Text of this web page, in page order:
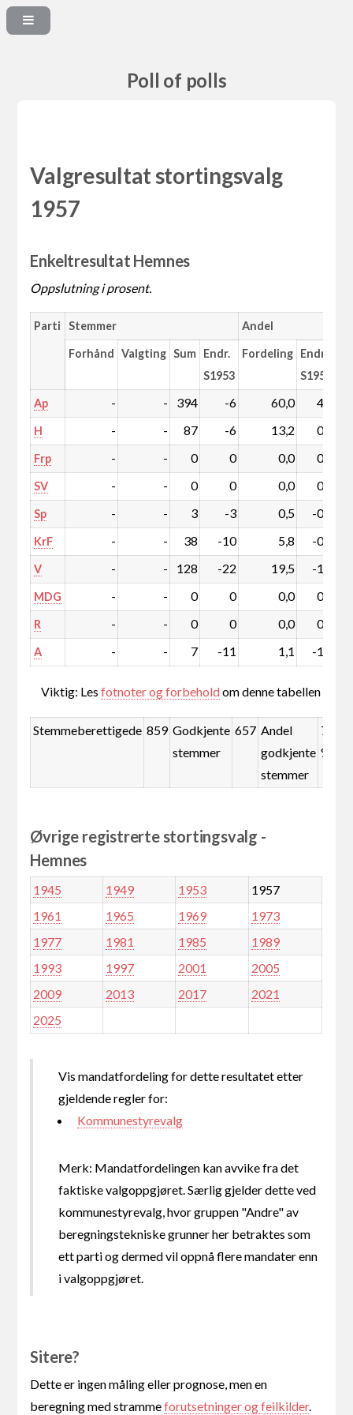
Poll of polls
Valgresultat stortingsvalg
1957
Enkeltresultat Hemnes
Oppslutning i prosent.
Parti Stemmer Andel
Forhånd Valgting Sum Endr.
S1953
Fordeling Endr.
S1953
Ap - - 394 -6 60,0 4,0
H - - 87 -6 13,2 0,2
Frp - - 0 0 0,0 0,0
SV - - 0 0 0,0 0,0
Sp - - 3 -3 0,5 -0,4
KrF - - 38 -10 5,8 -0,9
V - - 128 -22 19,5 -1,5
MDG - - 0 0 0,0 0,0
R - - 0 0 0,0 0,0
A - - 7 -11 1,1 -1,5
Viktig: Lesfotnoter og forbeholdom denne tabellen
Stemmeberettigede 859 Godkjente
stemmer
657 Andel
godkjente
stemmer
76,5
%
Øvrige registrerte stortingsvalg -
Hemnes
1945 1949 1953
1957
1961
1965 1969
1973
1977
1981 1985
1989
1993
1997 2001
2005
2009
2013 2017
2021
2025
Vis mandatfordeling for dette resultatet etter
gjeldende regler for:
Kommunestyrevalg
Merk: Mandatfordelingen kan avvike fra det
faktiske valgoppgjøret. Særlig gjelder dette ved
kommunestyrevalg, hvor gruppen "Andre" av
beregningstekniske grunner her betraktes som
ett parti og dermed vil oppnå flere mandater enn
i valgoppgjøret.
Sitere?
Dette er ingen måling eller prognose, men en
beregning med strammeforutsetninger og feilkilder.